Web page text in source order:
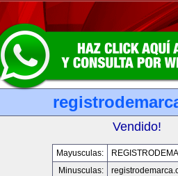
Vendido!
Mayusculas:
Minusculas: